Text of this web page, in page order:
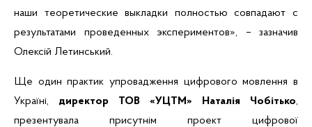
наши теоретические выкладки полностью совпадают с
результатами проведенных экспериментов», – зазначив
Олексій Летинський.
Ще один практик упровадження цифрового мовлення в
Україні, директор ТОВ «УЦТМ» Наталія Чобітько,
презентувала присутнім проект цифрової